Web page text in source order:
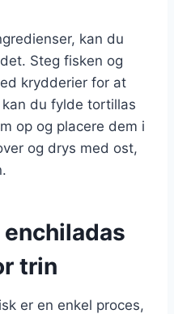
kan du
Steg fisken og
krydderier for at
du fylde tortillas
op og placere dem i
og drys med ost,
enchiladas
trin
er en enkel proces,